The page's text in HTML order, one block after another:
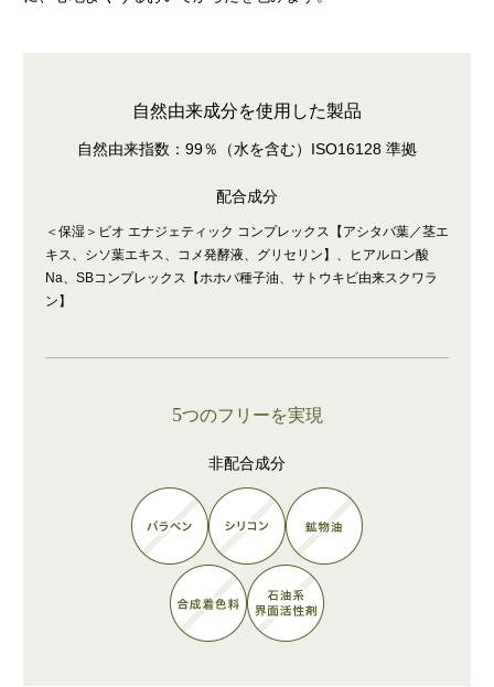
自然由来成分を使用した製品
自然由来指数：99％（水を含む）ISO16128 準拠
配合成分
＜保湿＞ビオ エナジェティック コンプレックス【アシタバ葉／茎エ
キス、シソ葉エキス、コメ発酵液、グリセリン】、ヒアルロン酸
Na、SBコンプレックス【ホホバ種子油、サトウキビ由来スクワラ
ン】
5つのフリーを実現
非配合成分